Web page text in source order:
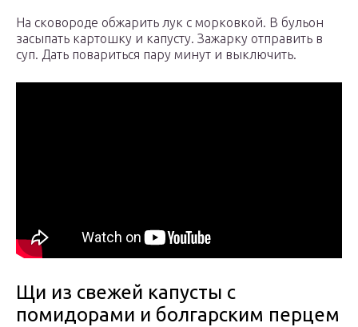
На сковороде обжарить лук с морковкой. В бульон
засыпать картошку и капусту. Зажарку отправить в
суп. Дать повариться пару минут и выключить.
Щи из свежей капусты с
помидорами и болгарским перцем